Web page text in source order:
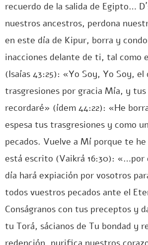
recuerdo de la salida de Egipto…
nuestros ancestros, perdona
en este día de Kipur, borra y
inacciones delante de ti, tal como
(Isaías 43:25): «Yo Soy, Yo Soy,
trasgresiones por gracia Mía, y tus
recordaré» (ídem 44:22): «He
espesa tus trasgresiones y como
pecados. Vuelve a Mí porque te
está escrito (Vaikrá 16:30): «…por
día hará expiación por vosotros
todos vuestros pecados ante el
Conságranos con tus preceptos y
tu Torá, sácianos de Tu bondad y